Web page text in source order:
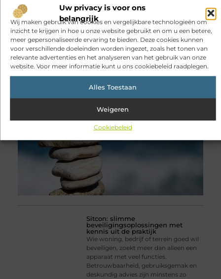
Uw privacy is voor ons
belangrijk
Wij maken gebruik van cookies en vergelijkbare technologieën om
inzicht te krijgen in hoe u onze website gebruikt en om u een betere,
meer gepersonaliseerde ervaring te bieden. Deze cookies kunnen
voor verschillende doeleinden worden ingezet, zoals het tonen van
relevante advertenties en het analyseren van het gebruik van onze
website. Voor meer informatie kunt u ons cookiebeleid raadplegen.
Alles Toestaan
Weigeren
Cookiebeleid
Verken onze aanbevolenartikelen voor
jou.
Hoe kan het dat we altijd
verbonden zijn, maar ons toch
steeds vaker alleen voelen?
We kunnen op ieder moment van de
of bekijken waar vrienden mee bezig
zijn. Dankzij onze telefoons zijn
familieleden, collega’s en kennissen
altijd dichtbij. Toch betekent die
Sitcon: slimme
beveiligingsoplossingen met
kennis uit de praktijk
Wie woning, bedrijf of terrein goed wil
beveiligen, zoekt meer dan alleen een
apparaat met veel functies.
Betrouwbaarheid, gebruiksgemak en
deskundig advies zijn minstens zo